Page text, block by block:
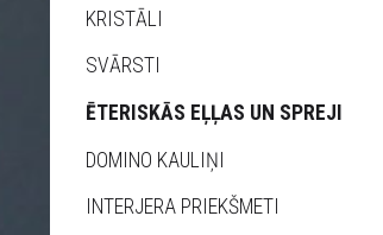
KRISTĀLI
SVĀRSTI
ĒTERISKĀS EĻĻAS UN SPREJI
DOMINO KAULIŅI
INTERJERA PRIEKŠMETI